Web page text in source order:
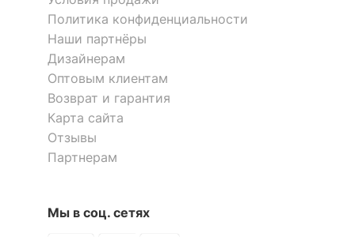
Политика конфиденциальности
Наши партнёры
Дизайнерам
Оптовым клиентам
Возврат и гарантия
Карта сайта
Отзывы
Партнерам
Мы в соц. сетях